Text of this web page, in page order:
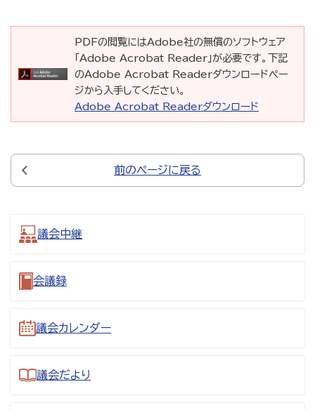
PDFの閲覧にはAdobe社の無償のソフトウェア
「Adobe Acrobat Reader」が必要です。下記
のAdobe Acrobat Readerダウンロードペー
ジから入手してください。
Adobe Acrobat Readerダウンロード
前のページに戻る
議会中継
会議録
議会カレンダー
議会だより